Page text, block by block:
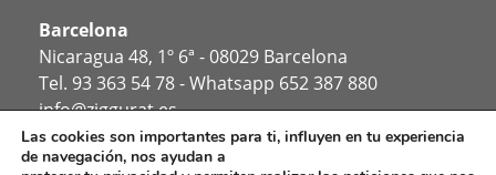
Barcelona
Nicaragua 48, 1º 6ª - 08029 Barcelona
Tel. 93 363 54 78- Whatsapp 652 387 880
info@ziggurat.es
Las cookies son importantes para ti, influyen en tu experiencia
de navegación, nos ayudan a